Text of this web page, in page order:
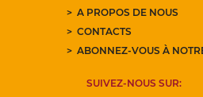
A PROPOS DE NOUS
CONTACTS
ABONNEZ-VOUS À
SUIVEZ-NOUS SUR: